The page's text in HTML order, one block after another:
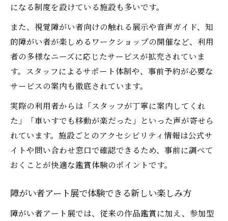
になる制度を設けている施設も多いです。
また、視覚障がい者向けの触れる展示や音声ガイド、知
的障がい者が楽しめるワークショップの開催など、利用
者の多様なニーズに応じたサービスが拡充されていま
す。スタッフによるサポート体制や、事前予約が必要な
サービスの案内も徹底されています。
実際の利用者からは「スタッフが丁寧に案内してくれ
た」「車いすでも移動が楽だった」といった声が寄せら
れています。施設ごとのアクセシビリティ情報は公式サ
イトや問い合わせ窓口で確認できるため、事前に調べて
おくことが快適な鑑賞体験のポイントです。
障がい者アート展で体験できる新しい楽しみ方
障がい者アート展では、従来の作品鑑賞に加え、参加型